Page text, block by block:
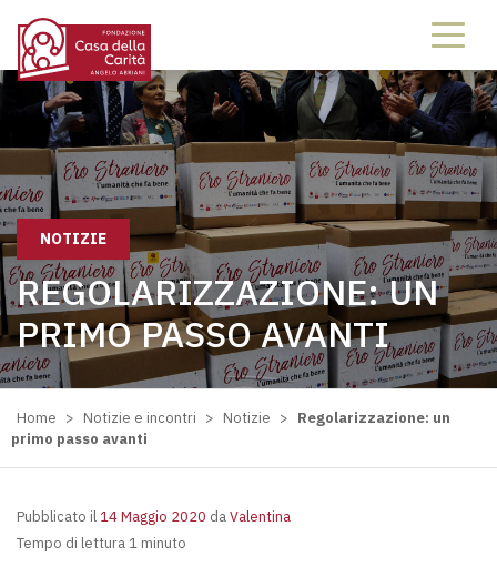
NOTIZIE
REGOLARIZZAZIONE: UN
PRIMO PASSO AVANTI
Home > Notizie e incontri > Notizie > Regolarizzazione: un
primo passo avanti
Pubblicato il 14 Maggio 2020 daValentina
Tempo di lettura 1 minuto